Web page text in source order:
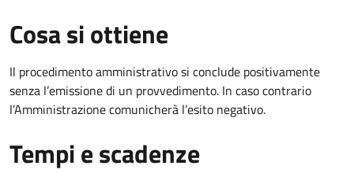
Cosa si ottiene
Il procedimento amministrativo si conclude positivamente
senza l’emissione di un provvedimento. In caso contrario
l’Amministrazione comunicherà l’esito negativo.
Tempi e scadenze